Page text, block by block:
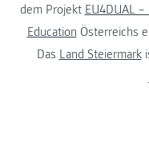
dem Projekt EU4DUAL
Education Österreichs
Das Land Steiermark